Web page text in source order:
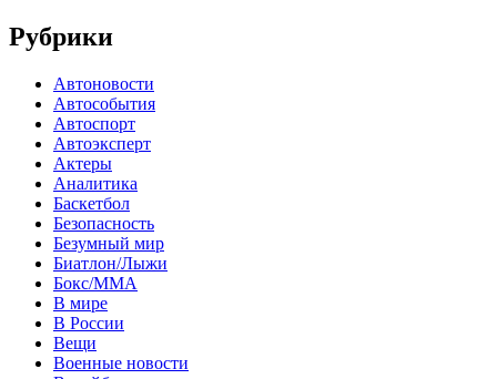
Рубрики
Автоновости
Автособытия
Автоспорт
Автоэксперт
Актеры
Аналитика
Баскетбол
Безопасность
Безумный мир
Биатлон/Лыжи
Бокс/MMA
В мире
В России
Вещи
Военные новости